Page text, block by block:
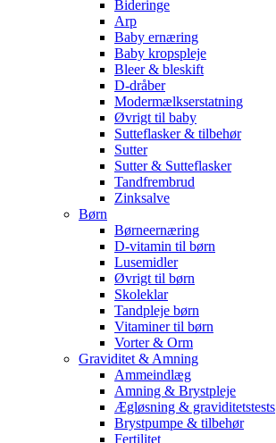
Bideringe
Arp
Baby ernæring
Baby kropspleje
Bleer & bleskift
D-dråber
Modermælkserstatning
Øvrigt til baby
Sutteflasker & tilbehør
Sutter
Sutter & Sutteflasker
Tandfrembrud
Zinksalve
Børn
Børneernæring
D-vitamin til børn
Lusemidler
Øvrigt til børn
Skoleklar
Tandpleje børn
Vitaminer til børn
Vorter & Orm
Graviditet & Amning
Ammeindlæg
Amning & Brystpleje
Ægløsning & graviditetstests
Brystpumpe & tilbehør
Fertilitet